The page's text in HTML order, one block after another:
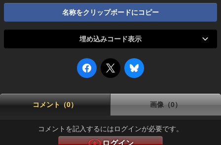
名称をクリップボードにコピー
埋め込みコード表示
コメント（0） 画像（0）
コメントを記入するにはログインが必要です。
ログイン